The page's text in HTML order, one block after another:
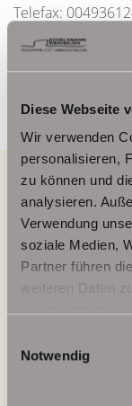
Diese Webseite
Wir verwenden
personalisieren,
zu können und
analysieren.
Verwendung
soziale Medien,
Partner führen
weiteren Daten
Notwendig
Telefax:
Mobil: